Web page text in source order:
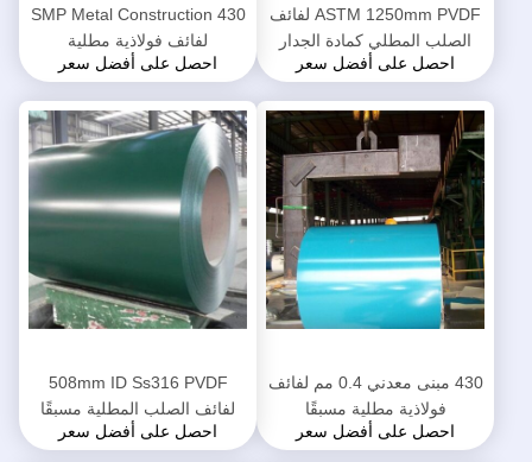
ASTM 1250mm PVDF لفائف
الصلب المطلي كمادة الجدار
احصل على أفضل سعر
SMP Metal Construction 430
لفائف فولاذية مطلية
احصل على أفضل سعر
430 مبنى معدني 0.4 مم لفائف
فولاذية مطلية مسبقًا
احصل على أفضل سعر
508mm ID Ss316 PVDF
لفائف الصلب المطلية مسبقًا
احصل على أفضل سعر